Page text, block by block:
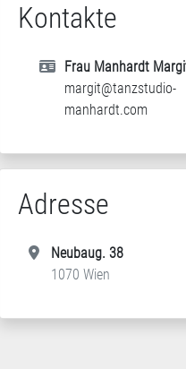
Kontakte
Frau Manhardt
margit@tanzstudio-
manhardt.com
Adresse
Neubaug. 38
1070 Wien